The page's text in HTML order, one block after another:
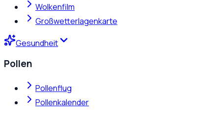
Wolkenfilm
Großwetterlagenkarte
Gesundheit
Pollen
Pollenflug
Pollenkalender